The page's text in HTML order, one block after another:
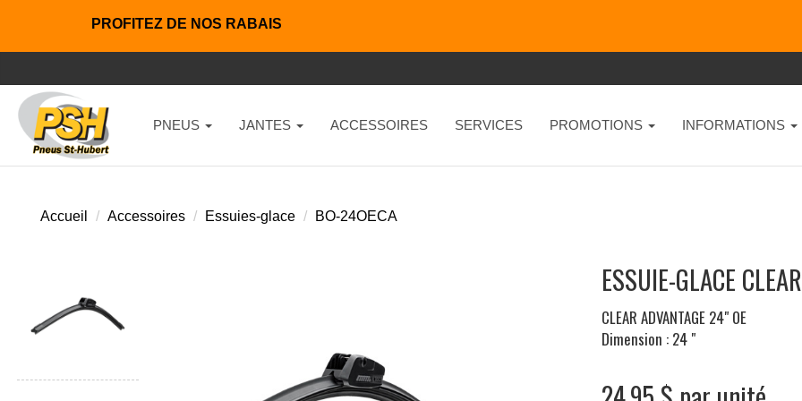
PROFITEZ DE NOS RABAIS
PNEUS JANTES ACCESSOIRES SERVICES PROMOTIONS INFORMATIONS
Accueil Accessoires Essuies-glace BO-24OECA
ESSUIE-GLACE
CLEAR ADVANTAGE 24" OE
Dimension : 24 "